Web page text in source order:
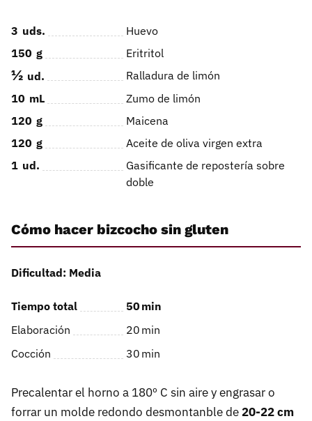
3 uds.
Huevo
150 g Eritritol
½ ud.
Ralladura de limón
10 mL
Zumo de limón
120 g
Maicena
120 g
Aceite de oliva virgen extra
1 ud.
Gasificante de repostería sobre
doble
Cómo hacer bizcocho sin gluten
Dificultad: Media
Tiempo total 50 min
Elaboración
20 min
Cocción
30 min
Precalentar el horno a 180º C sin aire y engrasar o
forrar un molde redondo desmontanble de 20-22 cm